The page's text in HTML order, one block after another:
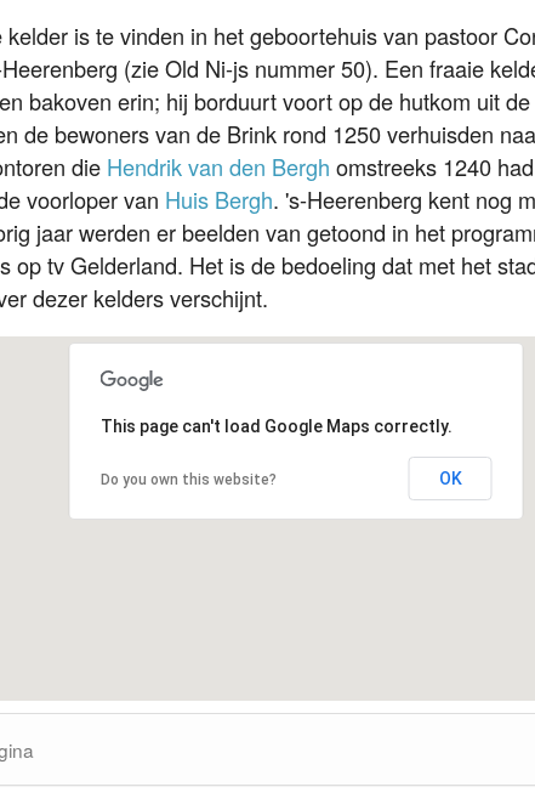
kelder is te vinden in het geboortehuis van pastoor
(zie Old Ni-js nummer 50). Een fraaie
bakoven erin; hij borduurt voort op de hutkom uit
de bewoners van de Brink rond 1250 verhuisden
die Hendrik van den Bergh omstreeks 1240
voorloper van Huis Bergh. 's-Heerenberg kent nog
jaar werden er beelden van getoond in het
op tv Gelderland. Het is de bedoeling dat met het
dezer kelders verschijnt.
This page can't load Google Maps correctly.
Do you own this website? OK